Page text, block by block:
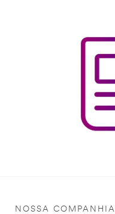
NOSSA COMPANHIA